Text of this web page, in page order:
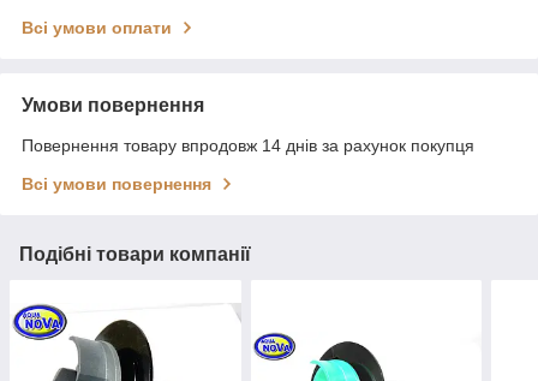
Всі умови оплати
Умови повернення
Повернення товару впродовж 14 днів за рахунок покупця
Всі умови повернення
Подібні товари компанії